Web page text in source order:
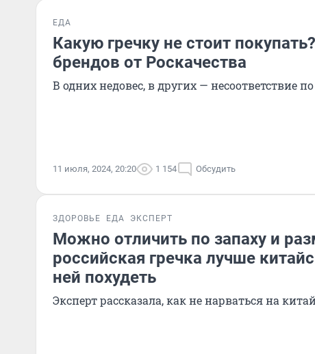
ЕДА
Какую гречку не стоит
брендов от Роскачества
В одних недовес, в других — несоответствие по
11 июля, 2024, 20:20 1 154 Обсудить
ЗДОРОВЬЕ ЕДА ЭКСПЕРТ
Можно отличить по запаху и
российская гречка лучше
ней похудеть
Эксперт рассказала, как не нарваться на